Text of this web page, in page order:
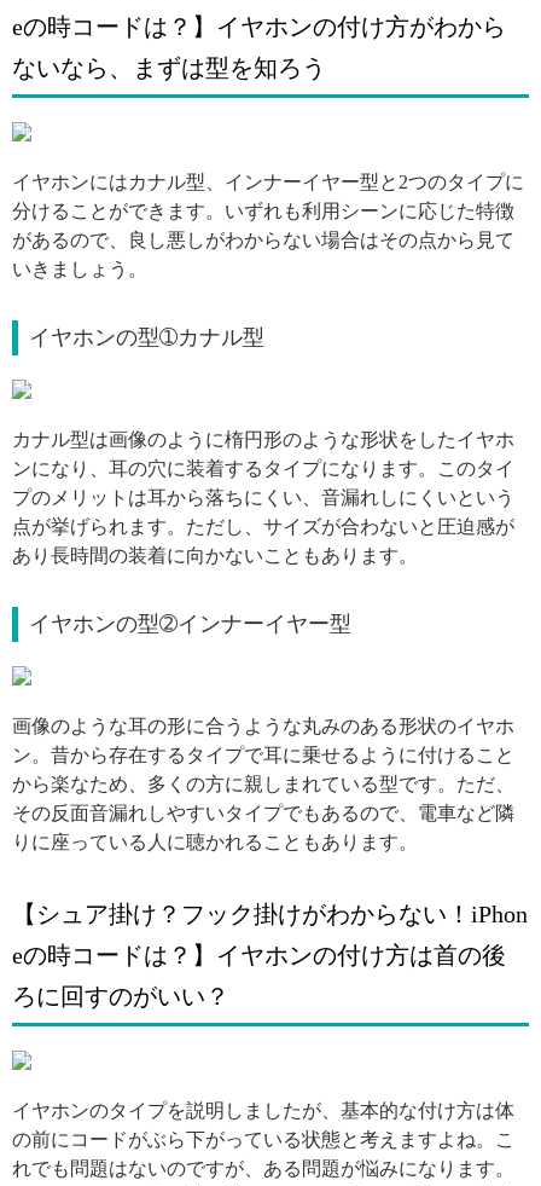
eの時コードは？】イヤホンの付け方がわから
ないなら、まずは型を知ろう
引用: https://i.pinimg.com/564x/45/53/fb/4553fbb58427303ee7c32f38307adec7.jpg
イヤホンにはカナル型、インナーイヤー型と2つのタイプに
分けることができます。いずれも利用シーンに応じた特徴
があるので、良し悪しがわからない場合はその点から見て
いきましょう。
イヤホンの型➀カナル型
引用: https://i.pinimg.com/564x/be/95/33/be953367c47ab825aa8e338caddf7024.jpg
カナル型は画像のように楕円形のような形状をしたイヤホ
ンになり、耳の穴に装着するタイプになります。このタイ
プのメリットは耳から落ちにくい、音漏れしにくいという
点が挙げられます。ただし、サイズが合わないと圧迫感が
あり長時間の装着に向かないこともあります。
イヤホンの型➁インナーイヤー型
引用: https://i.pinimg.com/564x/99/fb/b2/99fbb227853d4aa23b3fe2ab6110dec2.jpg
画像のような耳の形に合うような丸みのある形状のイヤホ
ン。昔から存在するタイプで耳に乗せるように付けること
から楽なため、多くの方に親しまれている型です。ただ、
その反面音漏れしやすいタイプでもあるので、電車など隣
りに座っている人に聴かれることもあります。
【シュア掛け？フック掛けがわからない！iPhon
eの時コードは？】イヤホンの付け方は首の後
ろに回すのがいい？
引用: https://i.pinimg.com/564x/bb/35/59/bb35597b9ac1eae737df4fa107a9a80e.jpg
イヤホンのタイプを説明しましたが、基本的な付け方は体
の前にコードがぶら下がっている状態と考えますよね。こ
れでも問題はないのですが、ある問題が悩みになります。